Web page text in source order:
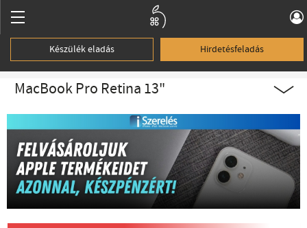
Készülék eladás Hirdetésfeladás
MacBook Pro Retina 13"